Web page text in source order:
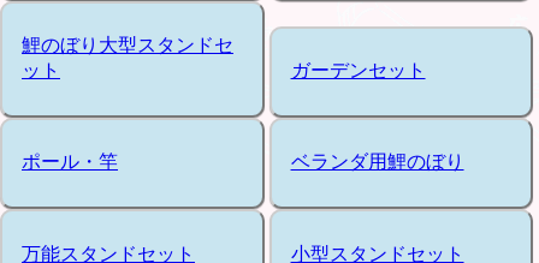
鯉のぼり大型スタンドセ
ット
ガーデンセット
ポール・竿 ベランダ用鯉のぼり
万能スタンドセット 小型スタンドセット